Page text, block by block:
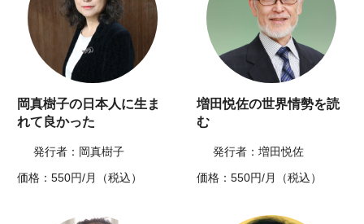
岡真樹子の日本人に生ま
れて良かった
発行者：岡真樹子
価格：550円/月（税込）
増田悦佐の世界情勢を読
む
発行者：増田悦佐
価格：550円/月（税込）